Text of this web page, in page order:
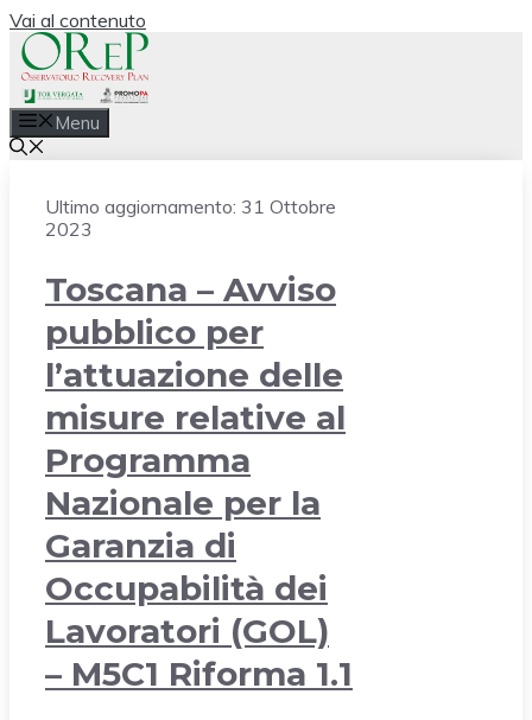
Vai al contenuto
Menu
Ultimo aggiornamento: 31 Ottobre
2023
Toscana – Avviso
pubblico per
l’attuazione delle
misure relative al
Programma
Nazionale per la
Garanzia di
Occupabilità dei
Lavoratori (GOL)
– M5C1 Riforma 1.1